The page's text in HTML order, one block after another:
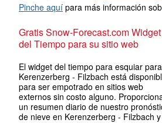
Pinche aquí para más información
Gratis Snow-Forecast.com Widget
del Tiempo para su sitio web
El widget del tiempo para esquiar para
Kerenzerberg - Filzbach está
para ser empotrado en sitios web
externos sin costo alguno.
un resumen diario de nuestro
de nieve en Kerenzerberg - Filzbach y